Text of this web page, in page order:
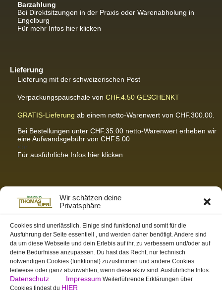
Wir schätzen deine
Privatsphäre
Cookies sind unerlässlich. Einige sind funktional und somit für die
Ausführung der Seite essentiell , und werden daher benötigt. Andere sind
da um diese Webseite und dein Erlebis auf ihr, zu verbessern und/oder auf
deine Bedürfnisse anzupassen. Du hast das Recht, nur technisch
notwendigen Cookies (funktional) zuzustimmen und andere Cookies
teilweise oder ganz abzuwählen, wenn diese aktiv sind. Ausführliche Infos:
Datenschutz Impressum Weiterführende Erklärungen über
Cookies findest du HIER
Barzahlung
Bei Direktsitzungen in der Praxis oder Warenabholung in
Engelburg
Für mehr Infos hier klicken
Lieferung
Lieferung mit der schweizerischen Post
Verpackungspauschale von CHF.4.50 GESCHENKT
GRATIS-Lieferung ab einem netto-Warenwert von CHF.300.00.
Bei Bestellungen unter CHF.35.00 netto-Warenwert erheben wir
eine Aufwandsgebühr von CHF.5.00
<br
Für ausführliche Infos hier klicken
Partnerseiten / Empfehlungen
K-Wellness – Karin Meier
S&S Informatik GmbH
Ihr Partner für zukunftsorientierte Informatik
Swiss-skymodel
opens your eyes
St. Gallen Info
Dein Tor zur Ostschweiz